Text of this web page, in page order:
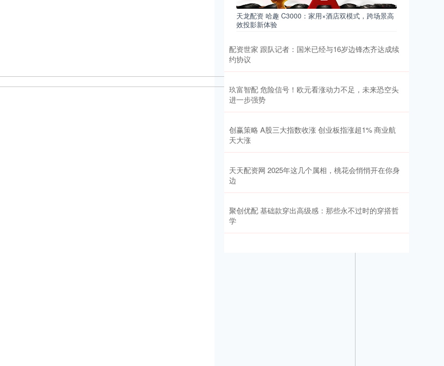
天龙配资 哈趣 C3000：家用×酒店双模式，跨场景高
效投影新体验
配资世家 跟队记者：国米已经与16岁边锋杰齐达成续
约协议
玖富智配 危险信号！欧元看涨动力不足，未来恐空头
进一步强势
创赢策略 A股三大指数收涨 创业板指涨超1% 商业航
天大涨
天天配资网 2025年这几个属相，桃花会悄悄开在你身
边
聚创优配 基础款穿出高级感：那些永不过时的穿搭哲
学